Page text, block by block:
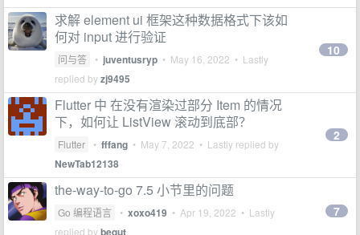
求解 element ui 框架这种数据格式下该如
何对 input 进行验证
问与答 • juventusryp • May 16, 2022 • Lastly
replied byzj9495
10
Flutter 中 在没有渲染过部分 Item 的情况
下，如何让 ListView 滚动到底部？
Flutter • fffang • May 7, 2022 • Lastly replied by
NewTab12138
2
the-way-to-go 7.5 小节里的问题
Go 编程语言 • xoxo419 • Apr 19, 2022 • Lastly
replied bybequt
7